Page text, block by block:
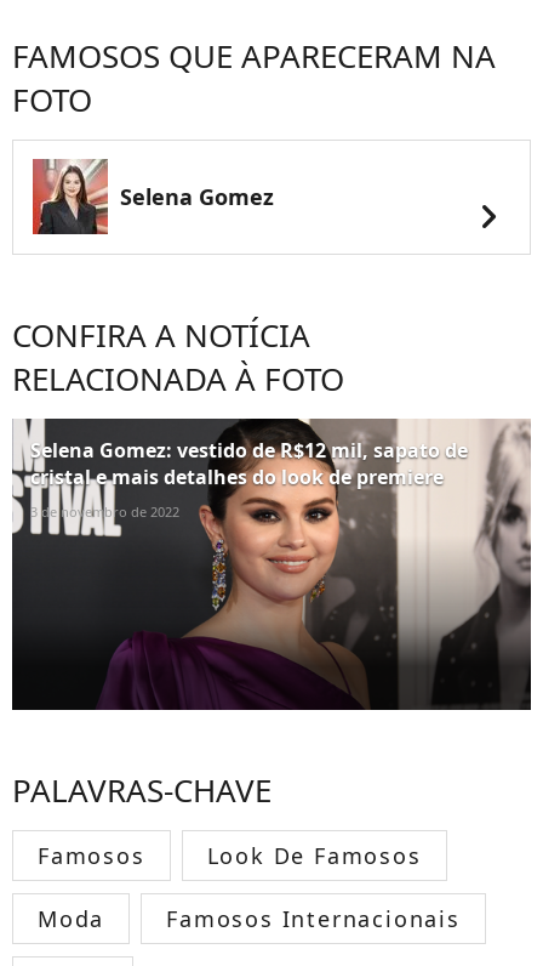
FAMOSOS QUE APARECERAM NA
FOTO
Selena Gomez chevron_right
CONFIRA A NOTÍCIA
RELACIONADA À FOTO
Selena Gomez: vestido de R$12 mil, sapato de
cristal e mais detalhes do look de premiere
3 de novembro de 2022
PALAVRAS-CHAVE
Famosos Look De Famosos
Moda Famosos Internacionais